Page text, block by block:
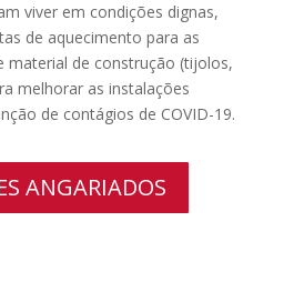
viver em condições dignas,
de aquecimento para as
material de construção (tijolos,
melhorar as instalações
de contágios de COVID-19.
ANGARIADOS